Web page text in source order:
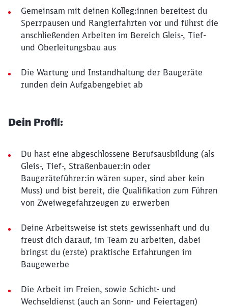
Gemeinsam mit deinen Kolleg:innen bereitest du
Sperrpausen und Rangierfahrten vor und führst die
anschließenden Arbeiten im Bereich Gleis-, Tief-
und Oberleitungsbau aus
Die Wartung und Instandhaltung der Baugeräte
runden dein Aufgabengebiet ab
Dein Profil:
Du hast eine abgeschlossene Berufsausbildung (als
Gleis-, Tief-, Straßenbauer:in oder
Baugeräteführer:in wären super, sind aber kein
Muss) und bist bereit, die Qualifikation zum Führen
von Zweiwegefahrzeugen zu erwerben
Deine Arbeitsweise ist stets gewissenhaft und du
freust dich darauf, im Team zu arbeiten, dabei
bringst du (erste) praktische Erfahrungen im
Baugewerbe
Die Arbeit im Freien, sowie Schicht- und
Wechseldienst (auch an Sonn- und Feiertagen)